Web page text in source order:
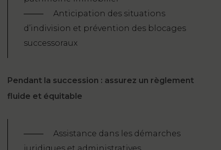
Anticipation des situations
d’indivision et prévention des blocages
successoraux
Pendant la succession : assurez un règlement
fluide et équitable
Assistance dans les démarches